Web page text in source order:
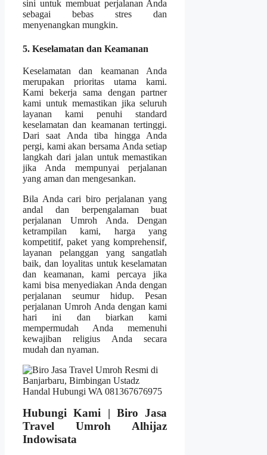
sini untuk membuat perjalanan Anda
sebagai bebas stres dan
menyenangkan mungkin.
5. Keselamatan dan Keamanan
Keselamatan dan keamanan Anda
merupakan prioritas utama kami.
Kami bekerja sama dengan partner
kami untuk memastikan jika seluruh
layanan kami penuhi standard
keselamatan dan keamanan tertinggi.
Dari saat Anda tiba hingga Anda
pergi, kami akan bersama Anda setiap
langkah dari jalan untuk memastikan
jika Anda mempunyai perjalanan
yang aman dan mengesankan.
Bila Anda cari biro perjalanan yang
andal dan berpengalaman buat
perjalanan Umroh Anda. Dengan
ketrampilan kami, harga yang
kompetitif, paket yang komprehensif,
layanan pelanggan yang sangatlah
baik, dan loyalitas untuk keselamatan
dan keamanan, kami percaya jika
kami bisa menyediakan Anda dengan
perjalanan seumur hidup. Pesan
perjalanan Umroh Anda dengan kami
hari ini dan biarkan kami
mempermudah Anda memenuhi
kewajiban religius Anda secara
mudah dan nyaman.
Hubungi Kami | Biro Jasa
Travel Umroh Alhijaz
Indowisata